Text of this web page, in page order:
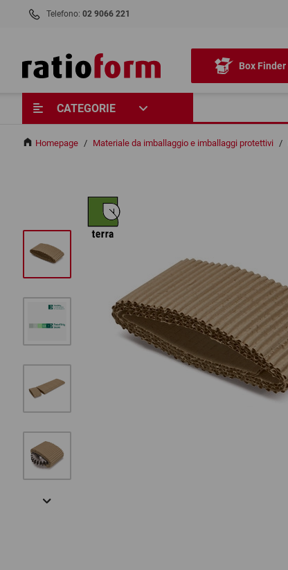
Telefono: 02 9066 221
Box Finder
CATEGORIE
Homepage / Materiale da imballaggio e imballaggi protettivi /